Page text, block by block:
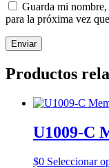
Guarda mi
para la próxima vez
Productos
U1009-C
$0 Seleccionar